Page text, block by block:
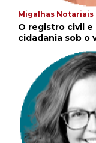
Migalhas Notariais
O registro civil
cidadania sob o